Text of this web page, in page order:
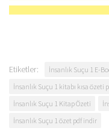
Etiketler: İnsanlık Suçu 1 E-
İnsanlık Suçu 1 kitabı kısa özeti
İnsanlık Suçu 1 Kitap Özeti
İnsanlık Suçu 1 özet pdf indir